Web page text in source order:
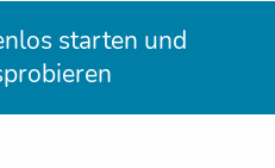
starten und